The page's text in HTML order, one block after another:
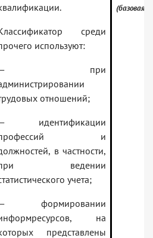
среди
используют:
при
отношений;
идентификации
и
в частности,
ведении
учета;
формировании
на
представлены
(базовая